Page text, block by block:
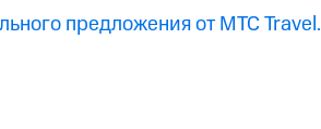
предложения от МТС Travel.